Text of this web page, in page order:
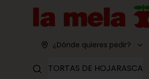
¿Dónde quieres pedir?
TORTAS DE HOJARASCA